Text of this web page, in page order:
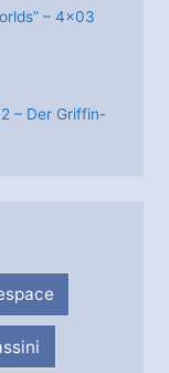
– 4×03
– Der Griffin-